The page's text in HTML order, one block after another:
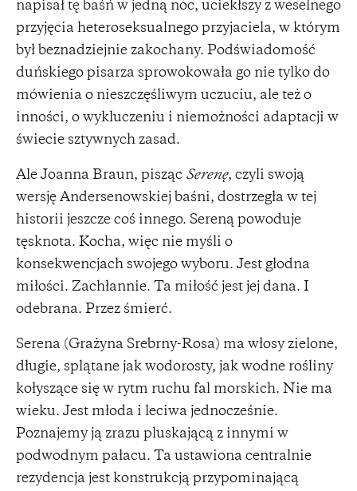
napisał tę baśń w jedną noc, uciekłszy z weselnego
przyjęcia heteroseksualnego przyjaciela, w którym
był beznadziejnie zakochany. Podświadomość
duńskiego pisarza sprowokowała go nie tylko do
mówienia o nieszczęśliwym uczuciu, ale też o
inności, o wykluczeniu i niemożności adaptacji w
świecie sztywnych zasad.
Ale Joanna Braun, pisząc Serenę, czyli swoją
wersję Andersenowskiej baśni, dostrzegła w tej
historii jeszcze coś innego. Sereną powoduje
tęsknota. Kocha, więc nie myśli o
konsekwencjach swojego wyboru. Jest głodna
miłości. Zachłannie. Ta miłość jest jej dana. I
odebrana. Przez śmierć.
Serena (Grażyna Srebrny-Rosa) ma włosy zielone,
długie, splątane jak wodorosty, jak wodne rośliny
kołyszące się w rytm ruchu fal morskich. Nie ma
wieku. Jest młoda i leciwa jednocześnie.
Poznajemy ją zrazu pluskającą z innymi w
podwodnym pałacu. Ta ustawiona centralnie
rezydencja jest konstrukcją przypominającą